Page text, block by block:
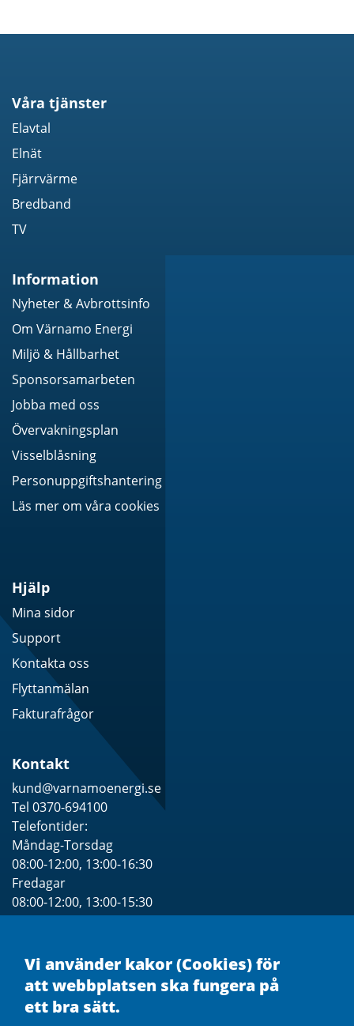
Vi använder kakor (Cookies) för
att webbplatsen ska fungera på
ett bra sätt.
Våra tjänster
Elavtal
Elnät
Fjärrvärme
Bredband
TV
Information
Nyheter & Avbrottsinfo
Om Värnamo Energi
Miljö & Hållbarhet
Sponsorsamarbeten
Jobba med oss
Övervakningsplan
Visselblåsning
Personuppgiftshantering
Läs mer om våra cookies
Hjälp
Mina sidor
Support
Kontakta oss
Flyttanmälan
Fakturafrågor
Kontakt
kund@varnamoenergi.se
Tel 0370-694100
Telefontider:
Måndag-Torsdag
08:00-12:00, 13:00-16:30
Fredagar
08:00-12:00, 13:00-15:30